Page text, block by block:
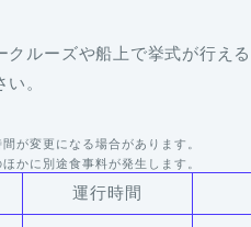
クルーズや船上で挙式が行える
。
が変更になる場合があります。
かに別途食事料が発生します。
運行時間